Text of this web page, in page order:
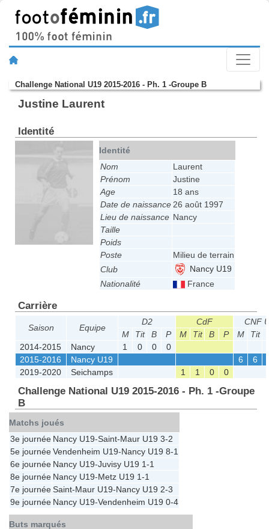
Challenge National U19 2015-2016 - Ph. 1 -Groupe B
Justine Laurent
Identité
Identité
Nom
Laurent
Prénom
Justine
Age
18 ans
Date de naissance 26 août 1997
Lieu de naissance Nancy
Taille
Poids
Poste
Milieu de terrain
Club
Nancy U19
Nationalité
France
Carrière
Saison Equipe
D2 CdF
CNF
M
Tit B P M Tit B P M Tit
2014-2015
Nancy 1 0 0
0
2015-2016
Nancy U19 6 6
2019-2020
Seichamps 1 1 0 0
Challenge National U19 2015-2016 - Ph. 1 -Groupe
B
Matchs joués
3e journée Nancy U19-Saint-Maur U19 3-2
5e journéeVendenheim U19-Nancy U19 8-1
6e journée Nancy U19-Juvisy U19 1-1
8e journée Nancy U19-Metz U19 1-1
7e journéeSaint-Maur U19-Nancy U19 2-3
9e journée Nancy U19-Vendenheim U19 0-4
Buts marqués